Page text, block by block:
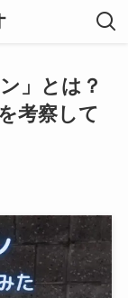
」とは？
考察して